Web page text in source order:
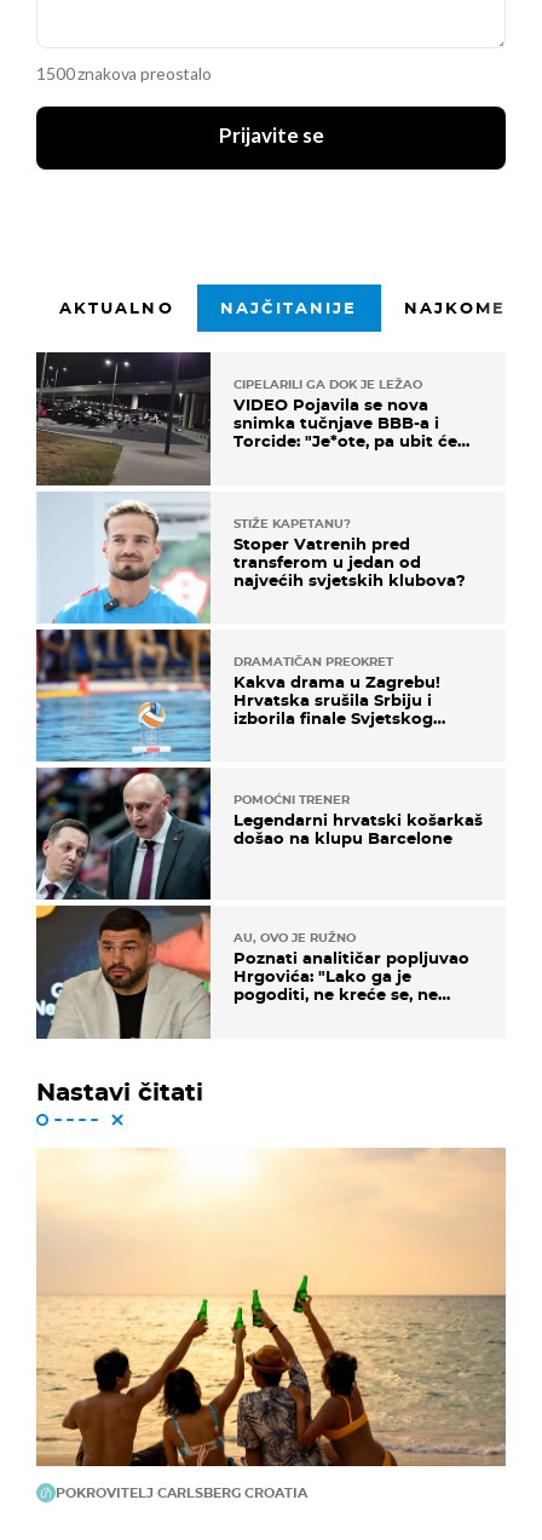
1500 znakova preostalo
Prijavite se
AKTUALNO NAJČITANIJE
CIPELARILI GA DOK JE LEŽAO
VIDEO Pojavila se nova
snimka tučnjave BBB-a i
Torcide: "Je*ote, pa ubit će
STIŽE KAPETANU?
Stoper Vatrenih pred
transferom u jedan od
najvećih svjetskih klubova?
DRAMATIČAN PREOKRET
Kakva drama u Zagrebu!
Hrvatska srušila Srbiju i
izborila finale Svjetskog
POMOĆNI TRENER
Legendarni hrvatski košarkaš
došao na klupu Barcelone
AU, OVO JE RUŽNO
Poznati analitičar popljuvao
Hrgovića: "Lako ga je
pogoditi, ne kreće se, ne
Nastavi čitati
POKROVITELJ CARLSBERG CROATIA